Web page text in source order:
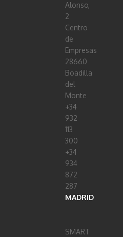
Alonso,
2
Centro
de
Empresas
28660
Boadilla
del
Monte
+34
932
113
300
+34
934
872
287
MADRID
SMART